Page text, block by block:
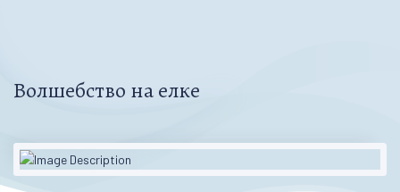
Волшебство на елке